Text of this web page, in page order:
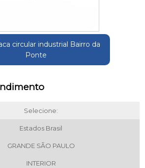
circular industrial Bairro da
Ponte
Selecione:
Estados Brasil
GRANDE SÃO PAULO
INTERIOR